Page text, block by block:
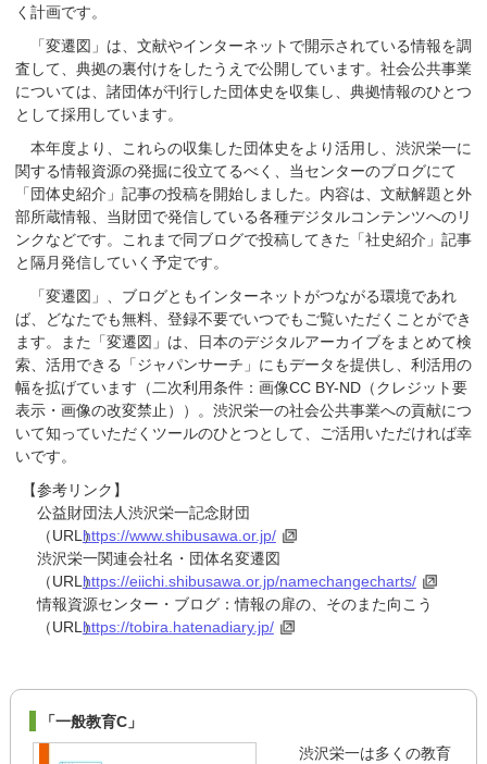
く計画です。
「変遷図」は、文献やインターネットで開示されている情報を調
査して、典拠の裏付けをしたうえで公開しています。社会公共事業
については、諸団体が刊行した団体史を収集し、典拠情報のひとつ
として採用しています。
本年度より、これらの収集した団体史をより活用し、渋沢栄一に
関する情報資源の発掘に役立てるべく、当センターのブログにて
「団体史紹介」記事の投稿を開始しました。内容は、文献解題と外
部所蔵情報、当財団で発信している各種デジタルコンテンツへのリ
ンクなどです。これまで同ブログで投稿してきた「社史紹介」記事
と隔月発信していく予定です。
「変遷図」、ブログともインターネットがつながる環境であれ
ば、どなたでも無料、登録不要でいつでもご覧いただくことができ
ます。また「変遷図」は、日本のデジタルアーカイブをまとめて検
索、活用できる「ジャパンサーチ」にもデータを提供し、利活用の
幅を拡げています（二次利用条件：画像CC BY-ND（クレジット要
表示・画像の改変禁止））。渋沢栄一の社会公共事業への貢献につ
いて知っていただくツールのひとつとして、ご活用いただければ幸
いです。
【参考リンク】
公益財団法人渋沢栄一記念財団
（URL）https://www.shibusawa.or.jp/
渋沢栄一関連会社名・団体名変遷図
（URL）https://eiichi.shibusawa.or.jp/namechangecharts/
情報資源センター・ブログ：情報の扉の、そのまた向こう
（URL）https://tobira.hatenadiary.jp/
「一般教育C」
渋沢栄一は多くの教育